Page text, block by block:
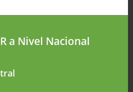
a Nivel Nacional